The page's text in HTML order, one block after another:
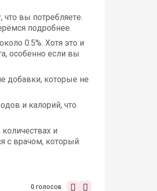
вы потребляете.
подробнее.
0.5%. Хотя это и
особенно если вы
добавки, которые не
и калорий, что
и
с врачом, который
0 голосов